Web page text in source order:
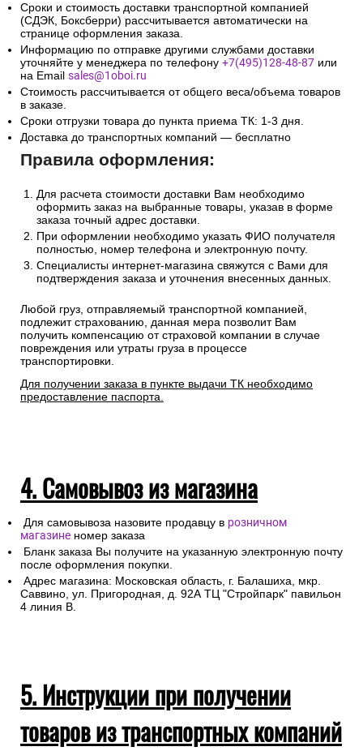
Сроки и стоимость доставки транспортной компанией
(СДЭК, Боксберри) рассчитывается автоматически на
странице оформления заказа.
Информацию по отправке другими службами доставки
уточняйте у менеджера по телефону +7(495)128-48-87 или
на Email sales@1oboi.ru
Стоимость рассчитывается от общего веса/объема товаров
в заказе.
Сроки отгрузки товара до пункта приема ТК: 1-3 дня.
Доставка до транспортных компаний — бесплатно
Правила оформления:
Для расчета стоимости доставки Вам необходимо
оформить заказ на выбранные товары, указав в форме
заказа точный адрес доставки.
При оформлении необходимо указать ФИО получателя
полностью, номер телефона и электронную почту.
Специалисты интернет-магазина свяжутся с Вами для
подтверждения заказа и уточнения внесенных данных.
Любой груз, отправляемый транспортной компанией,
подлежит страхованию, данная мера позволит Вам
получить компенсацию от страховой компании в случае
повреждения или утраты груза в процессе
транспортировки.
Для получении заказа в пункте выдачи ТК необходимо
предоставление паспорта.
4. Самовывоз из магазина
Для самовывоза назовите продавцу в розничном
магазине номер заказа
Бланк заказа Вы получите на указанную электронную почту
после оформления покупки.
Адрес магазина: Московская область, г. Балашиха, мкр.
Саввино, ул. Пригородная, д. 92А ТЦ "Стройпарк" павильон
4 линия В.
5. Инструкции при получении
товаров из транспортных компаний